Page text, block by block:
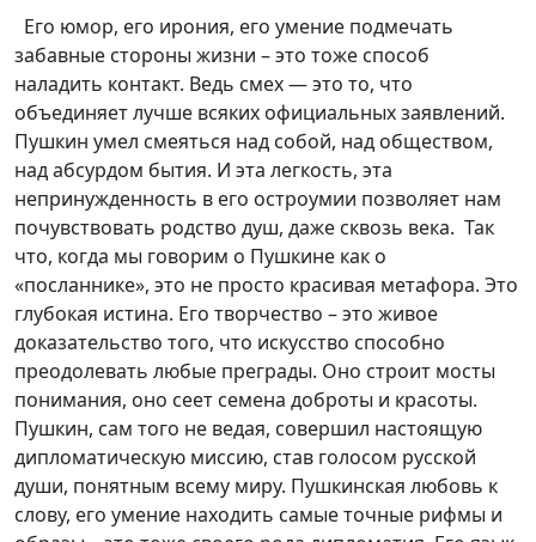
Его юмор, его ирония, его умение подмечать
забавные стороны жизни – это тоже способ
наладить контакт. Ведь смех — это то, что
объединяет лучше всяких официальных заявлений.
Пушкин умел смеяться над собой, над обществом,
над абсурдом бытия. И эта легкость, эта
непринужденность в его остроумии позволяет нам
почувствовать родство душ, даже сквозь века. Так
что, когда мы говорим о Пушкине как о
«посланнике», это не просто красивая метафора. Это
глубокая истина. Его творчество – это живое
доказательство того, что искусство способно
преодолевать любые преграды. Оно строит мосты
понимания, оно сеет семена доброты и красоты.
Пушкин, сам того не ведая, совершил настоящую
дипломатическую миссию, став голосом русской
души, понятным всему миру. Пушкинская любовь к
слову, его умение находить самые точные рифмы и